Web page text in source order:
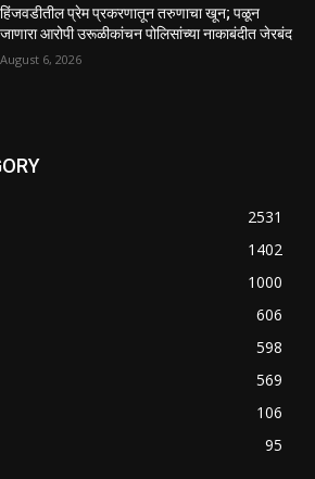
हिंजवडीतील प्रेम प्रकरणातून तरुणाचा खून; पळून
जाणारा आरोपी उरूळीकांचन पोलिसांच्या नाकाबंदीत जेरबंद
August 6, 2026
2531
1402
1000
606
598
569
106
95